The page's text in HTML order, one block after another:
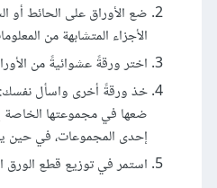
ضع الأوراق على الحائط أو
الأجزاء المتشابهة من
اختر ورقةً عشوائيةً من
خذ ورقةً أخرى واسأل نفسك:
ضعها في مجموعتها الخاصة
إحدى المجموعات، في حين
استمر في توزيع قطع الورق